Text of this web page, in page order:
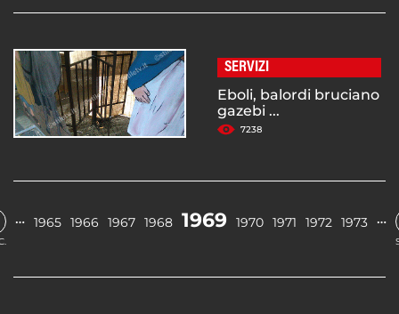
SERVIZI
Eboli, balordi bruciano
gazebi ...
7238
… 1965 1966 1967 1968 1969 1970 1971 1972 1973 …